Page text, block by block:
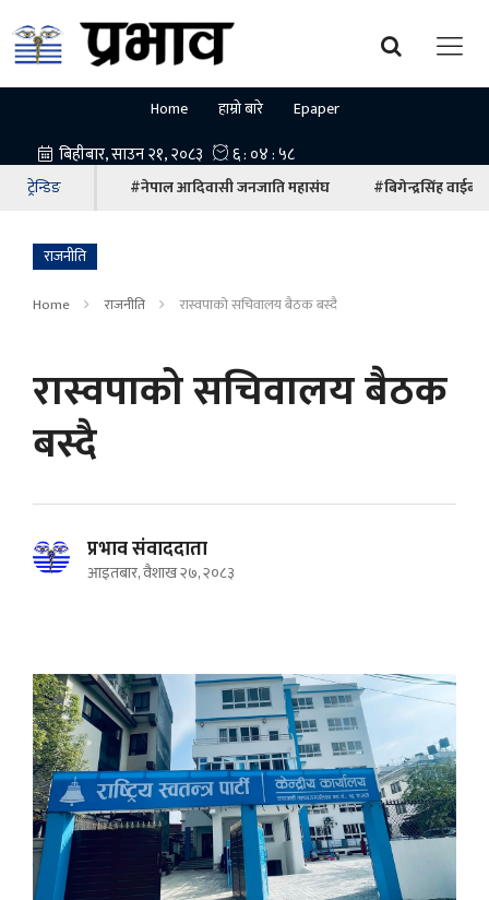
Home हाम्रो बारे Epaper
ट्रेन्डिङ #नेपाल आदिवासी जनजाति महासंघ #बिगेन्द्रसिंह वाईबा
राजनीति
Home राजनीति रास्वपाको सचिवालय बैठक बस्दै
रास्वपाको सचिवालय बैठक
बस्दै
प्रभाव संवाददाता
आइतबार, वैशाख २७, २०८३